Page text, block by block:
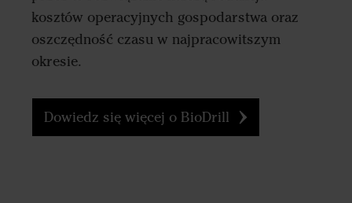
kosztów operacyjnych gospodarstwa oraz
oszczędność czasu w najpracowitszym
okresie.
Dowiedz się więcej o BioDrill